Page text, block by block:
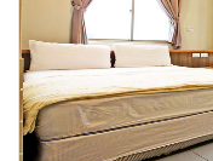
計
劃